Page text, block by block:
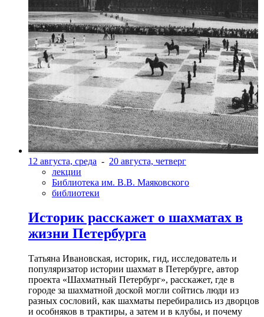
12 августа, среда - 20 августа, четверг
лекции
Библиотека им. В.В. Маяковского
библиотеки
Историк расскажет о шахматах в
жизни Петербурга
Татьяна Ивановская, историк, гид, исследователь и
популяризатор истории шахмат в Петербурге, автор
проекта «Шахматный Петербург», расскажет, где в
городе за шахматной доской могли сойтись люди из
разных сословий, как шахматы перебирались из дворцов
и особняков в трактиры, а затем и в клубы, и почему